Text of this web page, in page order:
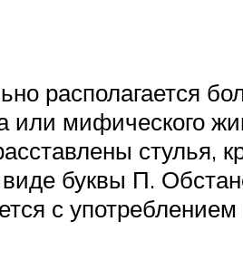
располагается
мифического
стулья,
буквы П.
с